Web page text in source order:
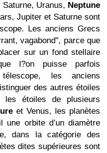
Uranus, Neptune
Jupiter et Saturne sont
Les anciens Grecs
vagabond", parce que
sur un fond stellaire
l?on puisse parfois
les anciens
des autres étoiles
les étoiles de plusieurs
et Venus, les planètes
une orbite d’un diamètre
dans la catégorie des
dites supérieures sont